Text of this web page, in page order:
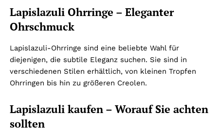
Lapislazuli Ohrringe – Eleganter
Ohrschmuck
Lapislazuli-Ohrringe sind eine beliebte Wahl für
diejenigen, die subtile Eleganz suchen. Sie sind in
verschiedenen Stilen erhältlich, von kleinen Tropfen
Ohrringen bis hin zu größeren Creolen.
Lapislazuli kaufen – Worauf Sie achten
sollten